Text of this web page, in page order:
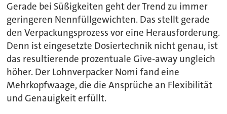
Gerade bei Süßigkeiten geht der Trend zu immer
geringeren Nennfüllgewichten. Das stellt gerade
den Verpackungsprozess vor eine Herausforderung.
Denn ist eingesetzte Dosiertechnik nicht genau, ist
das resultierende prozentuale Give-away ungleich
höher. Der Lohnverpacker Nomi fand eine
Mehrkopfwaage, die die Ansprüche an Flexibilität
und Genauigkeit erfüllt.